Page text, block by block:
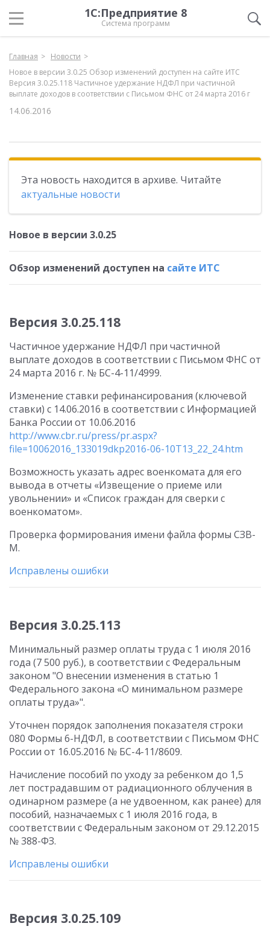
1С:Предприятие 8
Система программ
Главная
Новости
Новое в версии 3.0.25 Обзор изменений доступен на сайте ИТС
Версия 3.0.25.118 Частичное удержание НДФЛ при частичной
выплате доходов в соответствии с Письмом ФНС от 24 марта 2016 г
14.06.2016
Эта новость находится в архиве. Читайте
актуальные новости
Новое в версии 3.0.25
Обзор изменений доступен на сайте ИТС
Версия 3.0.25.118
Частичное удержание НДФЛ при частичной
выплате доходов в соответствии с Письмом ФНС от
24 марта 2016 г. № БС-4-11/4999.
Изменение ставки рефинансирования (ключевой
ставки) с 14.06.2016 в соответствии с Информацией
Банка России от 10.06.2016
http://www.cbr.ru/press/pr.aspx?
file=10062016_133019dkp2016-06-10T13_22_24.htm
Возможность указать адрес военкомата для его
вывода в отчеты «Извещение о приеме или
увольнении» и «Список граждан для сверки с
военкоматом».
Проверка формирования имени файла формы СЗВ-
М.
Исправлены ошибки
Версия 3.0.25.113
Минимальный размер оплаты труда с 1 июля 2016
года (7 500 руб.), в соответствии с Федеральным
законом "О внесении изменения в статью 1
Федерального закона «О минимальном размере
оплаты труда»".
Уточнен порядок заполнения показателя строки
080 Формы 6-НДФЛ, в соответствии с Письмом ФНС
России от 16.05.2016 № БС-4-11/8609.
Начисление пособий по уходу за ребенком до 1,5
лет пострадавшим от радиационного облучения в
одинарном размере (а не удвоенном, как ранее) для
пособий, назначаемых с 1 июля 2016 года, в
соответствии с Федеральным законом от 29.12.2015
№ 388-ФЗ.
Исправлены ошибки
Версия 3.0.25.109